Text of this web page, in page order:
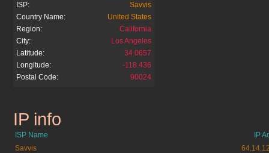
ISP:
Savvis
Country Name:
United States
Region:
California
City:
Los Angeles
Latitude:
34.0657
Longitude:
-118.436
Postal Code:
90024
mercadolibre.com.ar
IP info
ISP Name
IP
Savvis